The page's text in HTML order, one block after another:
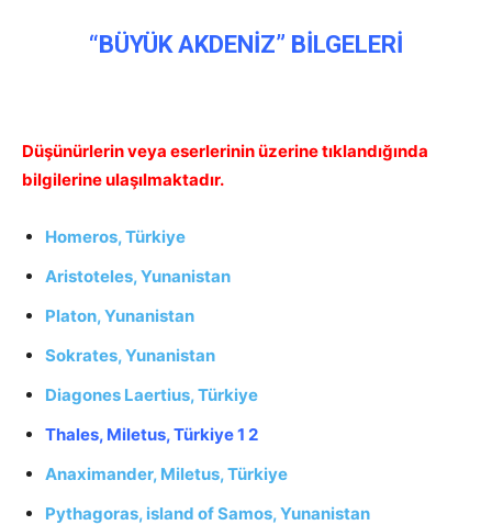
“BÜYÜK AKDENİZ” BİLGELERİ
Düşünürlerin veya eserlerinin üzerine tıklandığında
bilgilerine ulaşılmaktadır.
Homeros, Türkiye
Aristoteles, Yunanistan
Platon, Yunanistan
Sokrates, Yunanistan
Diagones Laertius, Türkiye
Thales, Miletus, Türkiye1 2
Anaximander, Miletus, Türkiye
Pythagoras, island of Samos, Yunanistan